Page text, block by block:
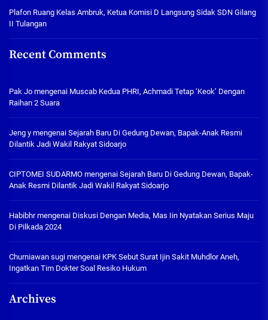
Plafon Ruang Kelas Ambruk, Ketua Komisi D Langsung Sidak SDN Gilang
II Tulangan
Recent Comments
Pak Jo mengenai Muscab Kedua PHRI, Achmadi Tetap ‘Keok’ Dengan
Raihan 2 Suara
Jeng y mengenai Sejarah Baru Di Gedung Dewan, Bapak-Anak Resmi
Dilantik Jadi Wakil Rakyat Sidoarjo
CIPTOMEI SUDARMO mengenai Sejarah Baru Di Gedung Dewan, Bapak-
Anak Resmi Dilantik Jadi Wakil Rakyat Sidoarjo
Habibhrmengenai Diskusi Dengan Media, Mas Iin Nyatakan Serius Maju
Di Pilkada 2024
Churniawan sugi mengenai KPK Sebut Surat Ijin Sakit Muhdlor Aneh,
Ingatkan Tim Dokter Soal Resiko Hukum
Archives